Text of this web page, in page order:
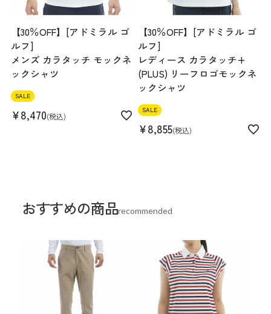
【30％OFF】[アドミラル ゴ
ルフ]
メンズ カラタッチ モックネ
ックシャツ
SALE
¥8,470 税込
【30％OFF】[アドミラル ゴ
ルフ]
レディース カラタッチ+
(PLUS) リーフロゴモックネ
ックシャツ
SALE
¥8,855 税込
おすすめの商品recommended